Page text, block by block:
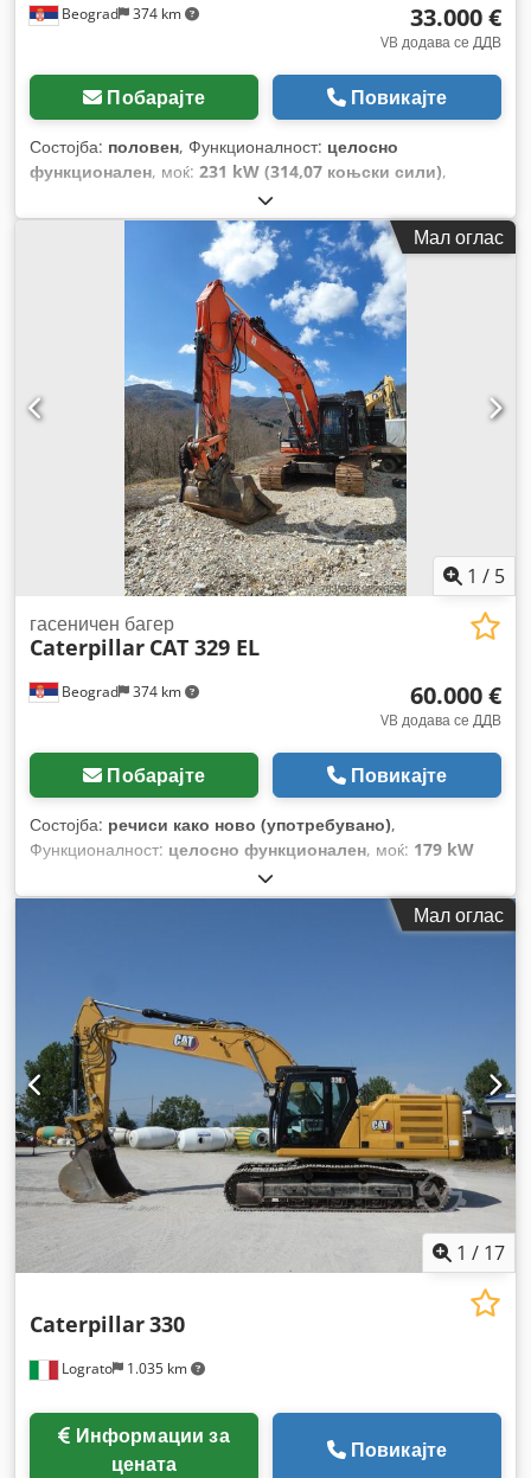
Beograd 374 km 33.000 €
VB додава се ДДВ
Побарајте Повикајте
Состојба: половен, Функционалност: целосно
функционален, моќ: 231 kW (314,07 коњски сили),
, број на машина/возило:
KMTODO61E02076058, celosno funkcionalen Crsdjylyp
Мал оглас
1 / 5
Beograd 374 km
гасеничен багер
Caterpillar CAT 329 EL
60.000 €
VB додава се ДДВ
Побарајте Повикајте
Состојба: речиси како ново (употребувано),
Функционалност: целосно функционален, моќ: 179 kW
, запремнина на кофата:
Година на изградба:2010, број на машина/возило:
, odlicna sostojba Credozkq Dfjpfx
Мал оглас
1 / 17
Lograto 1.035 km
Caterpillar330
цената
Повикајте